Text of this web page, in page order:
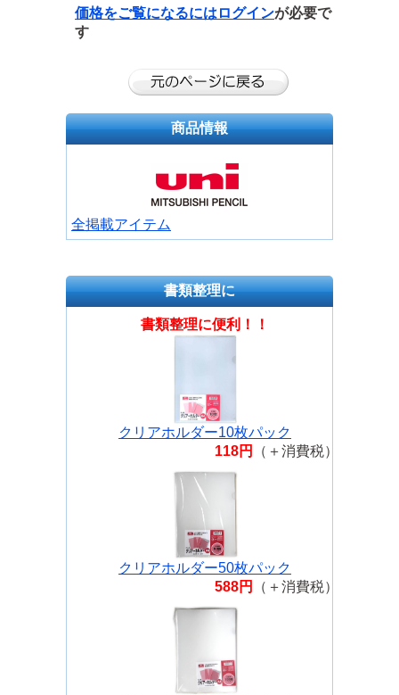
価格をご覧になるには ログインが必要で
す
商品情報
全掲載アイテム
書類整理に
書類整理に便利！！
クリアホルダー10枚パック
118円
（＋消費税）
クリアホルダー50枚パック
588円
（＋消費税）